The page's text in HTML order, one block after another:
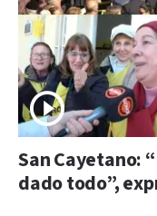
San Cayetano:
dado todo”,